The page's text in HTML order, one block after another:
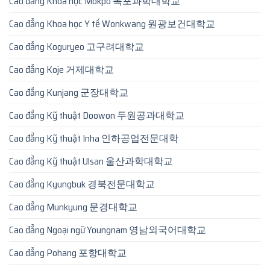
Cao đẳng Khoa học Y tế Wonkwang 원광보건대학교
Cao đẳng Koguryeo 고구려대학교
Cao đẳng Koje 거제대학교
Cao đẳng Kunjang 군장대학교
Cao đẳng Kỹ thuật Doowon 두원공과대학교
Cao đẳng Kỹ thuật Inha 인하공업전문대학
Cao đẳng Kỹ thuật Ulsan 울산과학대학교
Cao đẳng Kyungbuk 경북전문대학교
Cao đẳng Munkyung 문경대학교
Cao đẳng Ngoại ngữ Youngnam 영남외국어대학교
Cao đẳng Pohang 포항대학교